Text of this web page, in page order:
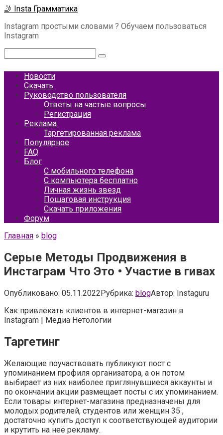
Перейти
контенту
🤳 Insta Грамматика
Instagram простыми словами ? Обучаем пользоваться
Instagram
Новости
Скачать
Руководство пользователя
Ответы на частые вопросы
Регистрация
Реклама
Таргетированная реклама
Популярное
FAQ
Блог
С мобильного телефона
С компьютера бесплатно
Личная жизнь звезд
Пошаговая инструкция
Скачать приложения
Форум
Главная » blog
Серые Методы Продвижения в
Инстаграм Что Это • Участие в гивах
Опубликовано: 05.11.2022Рубрика: blogАвтор: Instaguru
Как привлекать клиентов в интернет-магазин в
Instagram | Медиа Нетологии
Таргетинг
Желающие поучаствовать публикуют пост с
упоминанием профиля организатора, а он потом
выбирает из них наиболее приглянувшиеся аккаунты и
по окончании акции размещает посты с их упоминанием.
Если товары интернет-магазина предназначены для
молодых родителей, студентов или женщин 35 ,
достаточно купить доступ к соответствующей аудитории
и крутить на неё рекламу.